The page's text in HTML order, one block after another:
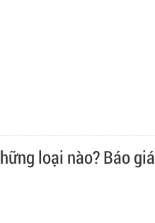
loại nào? Báo giá